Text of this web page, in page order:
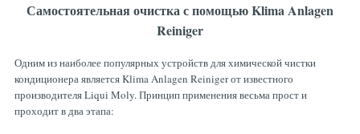
Самостоятельная очистка с помощью Klima Anlagen
Reiniger
Одним из наиболее популярных устройств для химической чистки
кондиционера является Klima Anlagen Reiniger от известного
производителя Liqui Moly. Принцип применения весьма прост и
проходит в два этапа: